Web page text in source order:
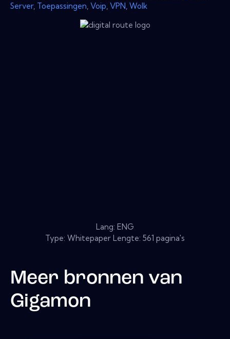
Server, Toepassingen Voip VPN Wolk
Lang: ENG
Type: Whitepaper Lengte: 561 pagina's
Meer bronnen van
Gigamon